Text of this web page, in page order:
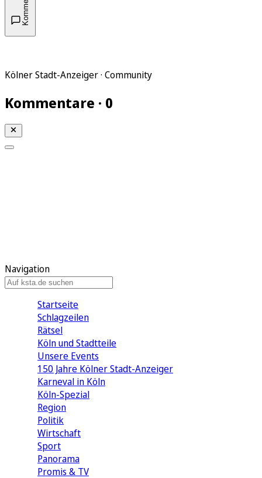
Kölner Stadt-Anzeiger · Community
Kommentare · 0
Navigation
Startseite
Schlagzeilen
Rätsel
Köln und Stadtteile
Unsere Events
150 Jahre Kölner Stadt-Anzeiger
Karneval in Köln
Köln-Spezial
Region
Politik
Wirtschaft
Sport
Panorama
Promis & TV